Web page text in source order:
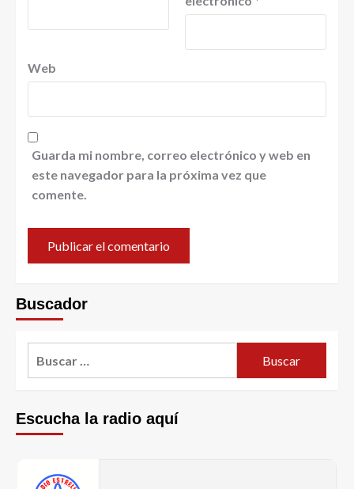
Web
Guarda mi nombre, correo electrónico y web en
este navegador para la próxima vez que
comente.
Buscador
Escucha la radio aquí